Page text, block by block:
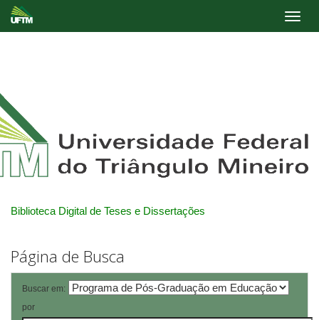
Biblioteca Digital de Teses e Dissertações
Página de Busca
Buscar em:
por